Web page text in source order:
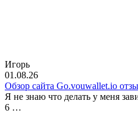
Игорь
01.08.26
Обзор сайта Go.vouwallet.io
Я не знаю что делать у меня
6 …